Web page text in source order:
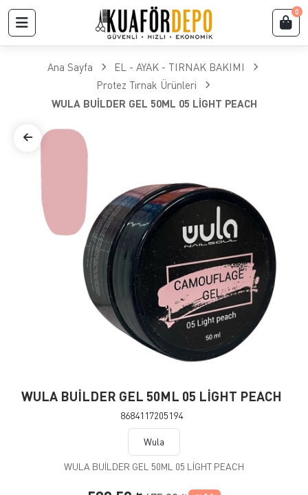
0
Ana Sayfa
EL - AYAK - TIRNAK BAKIMI
Protez Tırnak Ürünleri
WULA BUİLDER GEL 50ML 05 LİGHT PEACH
WULA BUİLDER GEL 50ML 05 LİGHT PEACH
8684117205194
Wula
WULA BUİLDER GEL 50ML 05 LİGHT PEACH